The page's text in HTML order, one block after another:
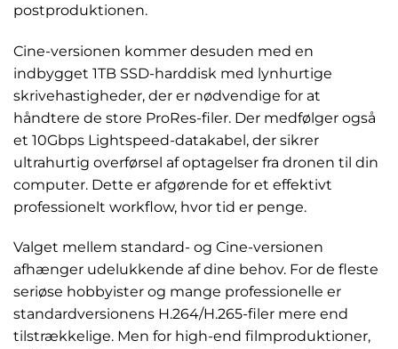
postproduktionen.
Cine-versionen kommer desuden med en
indbygget 1TB SSD-harddisk med lynhurtige
skrivehastigheder, der er nødvendige for at
håndtere de store ProRes-filer. Der medfølger også
et 10Gbps Lightspeed-datakabel, der sikrer
ultrahurtig overførsel af optagelser fra dronen til din
computer. Dette er afgørende for et effektivt
professionelt workflow, hvor tid er penge.
Valget mellem standard- og Cine-versionen
afhænger udelukkende af dine behov. For de fleste
seriøse hobbyister og mange professionelle er
standardversionens H.264/H.265-filer mere end
tilstrækkelige. Men for high-end filmproduktioner,